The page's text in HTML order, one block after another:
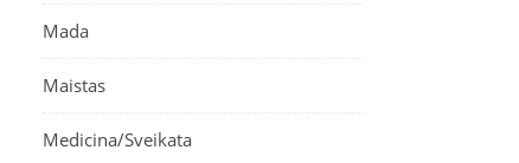
Mada
Maistas
Medicina/Sveikata